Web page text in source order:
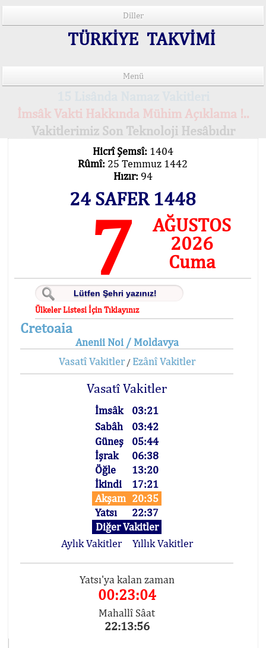
Diller
TÜRKİYE TAKVİMİ
Menü
İmsâk Vakti Hakkında Mühim Açıklama !..
Vakitlerimiz Son Teknoloji Hesâbıdır
Hicrî Şemsî: 1404
Rûmî: 25 Temmuz 1442
Hızır: 94
24 SAFER 1448
7
AĞUSTOS
2026
Cuma
Ülkeler Listesi İçin Tıklayınız
Cretoaia
Anenii Noi / Moldavya
Vasatî Vakitler/ Ezânî Vakitler
Vasatî Vakitler
İmsâk
03:21
Sabâh
03:42
Güneş
05:44
İşrak
06:38
Öğle
13:20
İkindi
17:21
Akşam 20:35
Yatsı
22:37
Diğer Vakitler
Aylık Vakitler
Yıllık Vakitler
Yatsı'ya kalan zaman
00:23:04
Mahallî Sâat
22:13:56